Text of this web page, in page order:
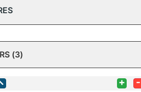
(3)
+ -